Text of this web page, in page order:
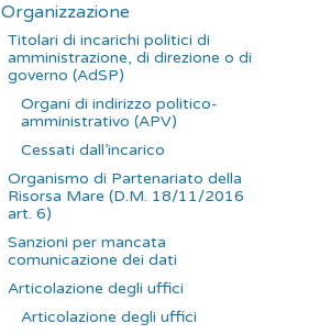
Organizzazione
Titolari di incarichi politici di
amministrazione, di direzione o di
governo (AdSP)
Organi di indirizzo politico-
amministrativo (APV)
Cessati dall’incarico
Organismo di Partenariato della
Risorsa Mare (D.M. 18/11/2016
art. 6)
Sanzioni per mancata
comunicazione dei dati
Articolazione degli uffici
Articolazione degli uffici